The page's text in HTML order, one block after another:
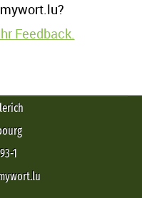
Feedback.
1